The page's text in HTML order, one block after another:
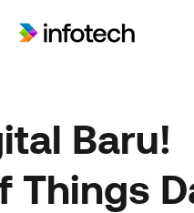
Baru!
Things